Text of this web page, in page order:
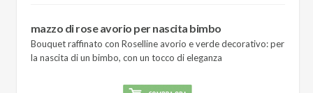
mazzo di rose avorio per nascita bimbo
Bouquet raffinato con Roselline avorio e verde decorativo: per
la nascita di un bimbo, con un tocco di eleganza